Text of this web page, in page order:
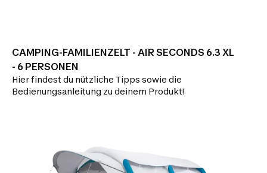
CAMPING-FAMILIENZELT - AIR SECONDS 6.3 XL
- 6 PERSONEN
Hier findest du nützliche Tipps sowie die
Bedienungsanleitung zu deinem Produkt!